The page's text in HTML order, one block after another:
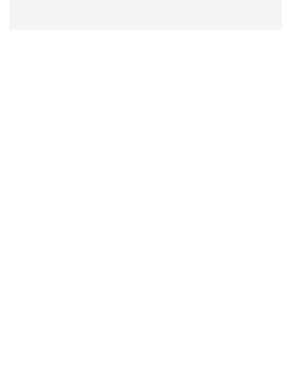
entreprise dispose de